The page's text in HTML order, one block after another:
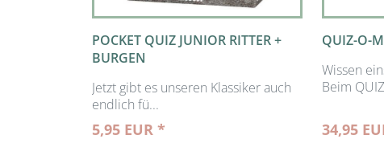
POCKET QUIZ JUNIOR RITTER +
BURGEN
Jetzt gibt es unseren Klassiker auch
endlich fü...
5,95 EUR *
QUIZ-O-
Wissen
Beim
34,95